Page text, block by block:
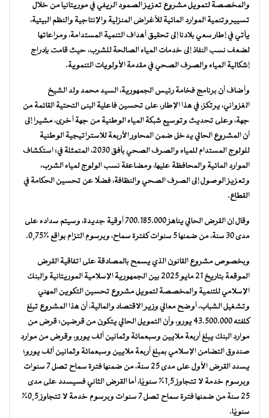
والمخصصة لتمويل مشروع تعزيز الصمود الريفي في موريتانيا من خلال
تسيير وتنمية الموارد المائية للأغراض المنزلية والإنتاجية والنظم البيئية،
يأتي في إطار سعي بلادنا إلى تحقيق أهداف التنمية المستدامة، ومراعاتها
لضعف نسب النفاذ إلى خدمات المياه الصالحة للشرب، حيث قامت بإدراج
إشكالية المياه والصرف الصحي في مقدمة الأولويات التنموية.
وأضاف أن برنامج فخامة رئيس الجمهورية، السيد محمد ولد الشيخ
الغزواني، يرتكز، في هذا الإطار، على تحسين فاعلية البنى التحتية القائمة من
جهة، وعلى تحديث وتوسيع شبكة المياه الوطنية من جهة أخرى، مشيرا إلى
أن المشروع الحالي يدخل ضمن المحاور الأربعة للاستراتيجية الوطنية
للولوج المستدام للمياه والصرف الصحي بأفق 2030، المتمثلة في: استكشاف
الموارد المائية والمحافظة عليها، ومضاعفة نسب الولوج لمياه الشرب،
وتعزيز الوصول إلى الصرف الصحي والنظافة، فضلًا عن تحسين الحكامة في
القطاع.
وقال إن القرض الحالي يناهز 700.185.000 أوقية جديدة، وسيتم سداده على
مدى 30 سنة، من ضمنها 5 سنوات كفترة سماح، وبرسوم التزام بواقع %0,75.
وبخصوص مشروع القانون الذي يسمح بالمصادقة على اتفاقية القرض
الموقعة بتاريخ 21 مايو 2025 بين الجمهورية الإسلامية الموريتانية والبنك
الإسلامي للتنمية والمخصصة لتمويل مشروع تحسين التكوين المهني
وتشغيل الشباب، أوضح معالي وزير الاقتصاد والمالية، أن هذا المشروع تبلغ
كلفته 43.500.000 يورو، وأن التمويل الحالي يتكون من قرضين: قرض من
موارد البنك يبلغ أربعة ملايين وسبعمائة وثمانين ألف يورو، وقرض من موارد
صندوق التضامن الإسلامي بمبلغ أربعة ملايين وسبعمائة وثمانين ألف يورو؛
يسدد القرض الأول على مدى 25 سنة، من ضمنها فترة سماح تصل 7 سنوات
وبرسوم خدمة لا تتجاوز 1,5% سنويًا، أما القرض الثاني فسيسدد على مدى
25 سنة من ضمنها فترة سماح تصل 7 سنوات وبرسوم خدمة لا تتجاوز 0,5%
سنويًا.